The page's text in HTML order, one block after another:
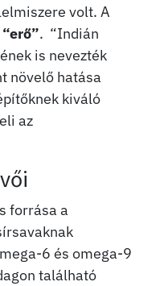
volt. A
“erő”. “Indián
is nevezték
növelő hatása
kiváló
az
forrása a
6 és omega-9
található